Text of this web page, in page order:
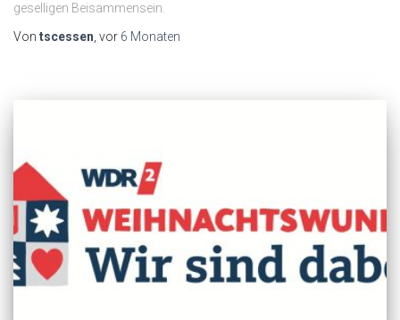
geselligen Beisammensein.
Von tscessen, vor 6 Monaten